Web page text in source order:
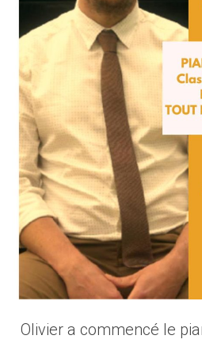
Olivier a commencé le